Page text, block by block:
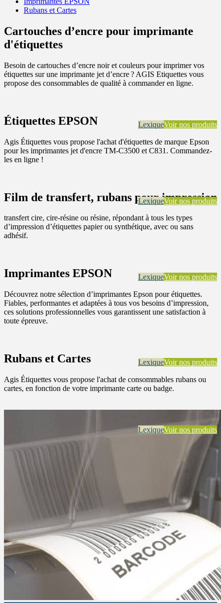
Rubans et Cartes
Cartouches d’encre pour imprimante
d'étiquettes
Besoin de cartouches d’encre noir et couleurs pour imprimer vos
étiquettes sur une imprimante jet d’encre ? AGIS Etiquettes vous
propose des consommables de qualité à commander en ligne.
LexiqueVoir nos produits
Étiquettes EPSON
Agis Étiquettes vous propose l'achat d'étiquettes de marque Epson
pour les imprimantes jet d'encre TM-C3500 et C831. Commandez-
les en ligne !
LexiqueVoir nos produits
Film de transfert, rubans pour impression
transfert cire, cire-résine ou résine, répondant à tous les types
d’impression d’étiquettes papier ou synthétique, avec ou sans
adhésif.
LexiqueVoir nos produits
Imprimantes EPSON
Découvrez notre sélection d’imprimantes Epson pour étiquettes.
Fiables, performantes et adaptées à tous vos besoins d’impression,
ces solutions professionnelles vous garantissent une satisfaction à
toute épreuve.
LexiqueVoir nos produits
Rubans et Cartes
Agis Étiquettes vous propose l'achat de consommables rubans ou
cartes, en fonction de votre imprimante carte ou badge.
LexiqueVoir nos produits